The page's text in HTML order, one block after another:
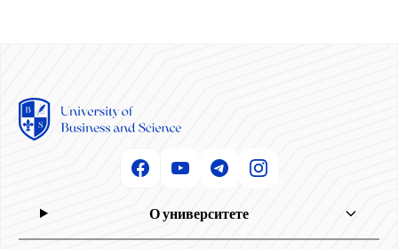
О университете